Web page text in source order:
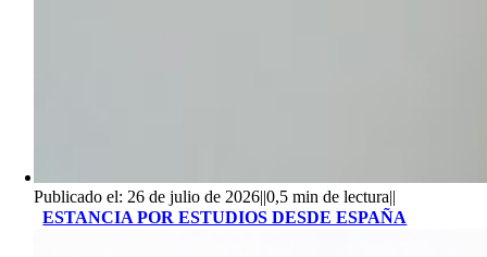
Publicado el: 26 de julio de 2026||0,5 min de lectura||
ESTANCIA POR ESTUDIOS DESDE ESPAÑA